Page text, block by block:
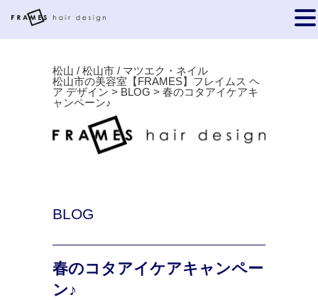
松山 / 松山市 / マツエク・ネイル
松山市の美容室【FRAMES】フレイムス ヘ
ア デザイン > BLOG > 春のコタアイケアキ
ャンペーン♪
BLOG
春のコタアイケアキャンペー
ン♪